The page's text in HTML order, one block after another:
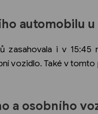
automobilu
zasahovala i v
vozidlo. Také v
a osobního